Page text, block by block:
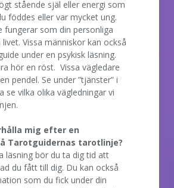
stående själ eller energi som
föddes eller var mycket ung.
fungerar som din personliga
livet. Vissa människor kan också
under en psykisk läsning.
hör en röst. Vissa vägledare
pendel. Se under ”tjänster” i
se vilka olika vägledningar vi
mig efter en
Tarotguidernas tarotlinje?
läsning bör du ta dig tid att
du fått till dig. Du kan också
som du fick under din